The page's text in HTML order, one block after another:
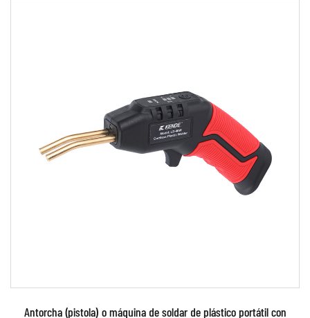
Parámetros:
Características técnicas: ●Utilice tecnologías
avanzadas como inversor IGBT, fuente de
aliment...
Antorcha (pistola) o máquina de soldar de plástico portátil con